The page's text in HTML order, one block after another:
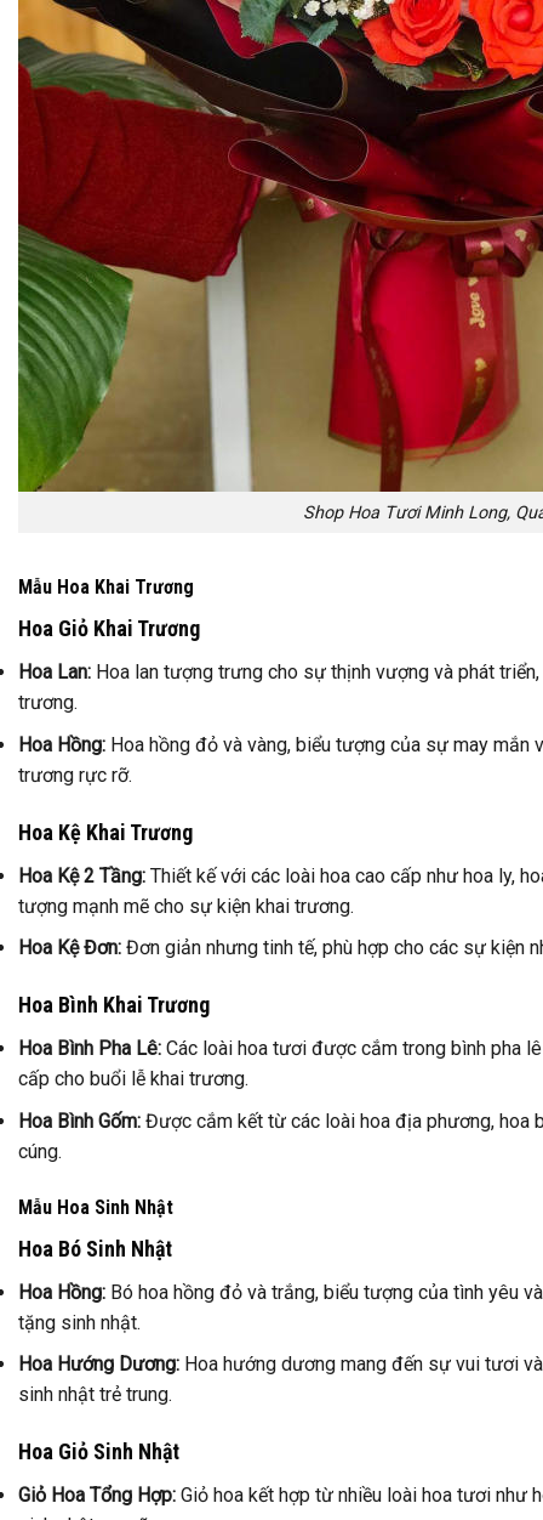
Shop Hoa Tươi Minh Long,
Mẫu Hoa Khai Trương
Hoa Giỏ Khai Trương
Hoa Lan: Hoa lan tượng trưng cho sự thịnh vượng và phát
trương.
Hoa Hồng: Hoa hồng đỏ và vàng, biểu tượng của sự may mắn
trương rực rỡ.
Hoa Kệ Khai Trương
Hoa Kệ 2 Tầng: Thiết kế với các loài hoa cao cấp như hoa ly,
tượng mạnh mẽ cho sự kiện khai trương.
Hoa Kệ Đơn: Đơn giản nhưng tinh tế, phù hợp cho các sự kiện
Hoa Bình Khai Trương
Hoa Bình Pha Lê: Các loài hoa tươi được cắm trong bình pha
cấp cho buổi lễ khai trương.
Hoa Bình Gốm: Được cắm kết từ các loài hoa địa phương, hoa
cúng.
Mẫu Hoa Sinh Nhật
Hoa Bó Sinh Nhật
Hoa Hồng: Bó hoa hồng đỏ và trắng, biểu tượng của tình yêu
tặng sinh nhật.
Hoa Hướng Dương: Hoa hướng dương mang đến sự vui tươi
sinh nhật trẻ trung.
Hoa Giỏ Sinh Nhật
Giỏ Hoa Tổng Hợp: Giỏ hoa kết hợp từ nhiều loài hoa tươi như